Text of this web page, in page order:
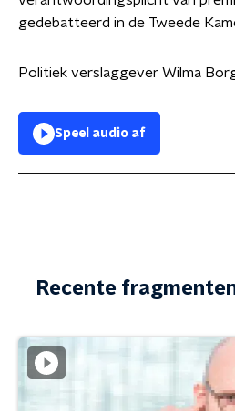
gedebatteerd in de Tweede
Politiek verslaggever Wilma
Speel audio af
Recente